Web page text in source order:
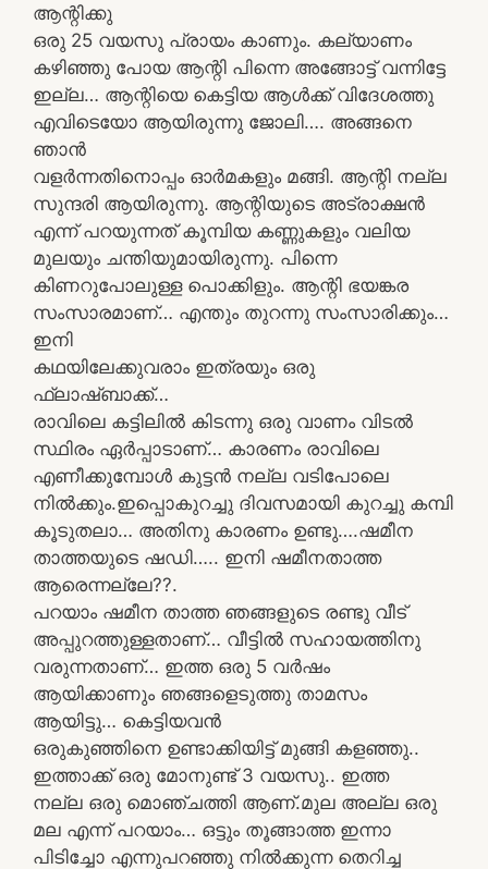
ആന്റിക്കു
ഒരു 25 വയസു പ്രായം കാണും. കല്യാണം
കഴിഞ്ഞു പോയ ആന്റി പിന്നെ അങ്ങോട്ട്‌ വന്നിട്ടേ
ഇല്ല… ആന്റിയെ കെട്ടിയ ആൾക്ക് വിദേശത്തു
എവിടെയോ ആയിരുന്നു ജോലി…. അങ്ങനെ
ഞാൻ
വളർന്നതിനൊപ്പം ഓർമകളും മങ്ങി. ആന്റി നല്ല
സുന്ദരി ആയിരുന്നു. ആന്റിയുടെ അട്രാക്ഷൻ
എന്ന് പറയുന്നത് കൂമ്പിയ കണ്ണുകളും വലിയ
മുലയും ചന്തിയുമായിരുന്നു. പിന്നെ
കിണറുപോലുള്ള പൊക്കിളും. ആന്റി ഭയങ്കര
സംസാരമാണ്… എന്തും തുറന്നു സംസാരിക്കും…
ഇനി
കഥയിലേക്കുവരാം ഇത്രയും ഒരു
ഫ്ലാഷ്ബാക്ക്…
രാവിലെ കട്ടിലിൽ കിടന്നു ഒരു വാണം വിടൽ
സ്ഥിരം ഏർപ്പാടാണ്… കാരണം രാവിലെ
എണീക്കുമ്പോൾ കുട്ടൻ നല്ല വടിപോലെ
നിൽക്കും.ഇപ്പൊകുറച്ചു ദിവസമായി കുറച്ചു കമ്പി
കൂടുതലാ… അതിനു കാരണം ഉണ്ടു….ഷമീന
താത്തയുടെ ഷഡി….. ഇനി ഷമീനതാത്ത
ആരെന്നല്ലേ??.
പറയാം ഷമീന താത്ത ഞങ്ങളുടെ രണ്ടു വീട്
അപ്പുറത്തുള്ളതാണ്… വീട്ടിൽ സഹായത്തിനു
വരുന്നതാണ്… ഇത്ത ഒരു 5 വർഷം
ആയിക്കാണും ഞങ്ങളെടുത്തു താമസം
ആയിട്ടു… കെട്ടിയവൻ
ഒരുകുഞ്ഞിനെ ഉണ്ടാക്കിയിട്ട് മുങ്ങി കളഞ്ഞു..
ഇത്താക്ക് ഒരു മോനുണ്ട് 3 വയസു.. ഇത്ത
നല്ല ഒരു മൊഞ്ചത്തി ആണ്.മുല അല്ല ഒരു
മല എന്ന് പറയാം… ഒട്ടും തൂങ്ങാത്ത ഇന്നാ
പിടിച്ചോ എന്നുപറഞ്ഞു നിൽക്കുന്ന തെറിച്ച